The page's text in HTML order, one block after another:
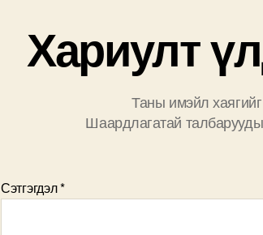
Хариулт
Таны имэйл
Шаардлагатай
Сэтгэгдэл*